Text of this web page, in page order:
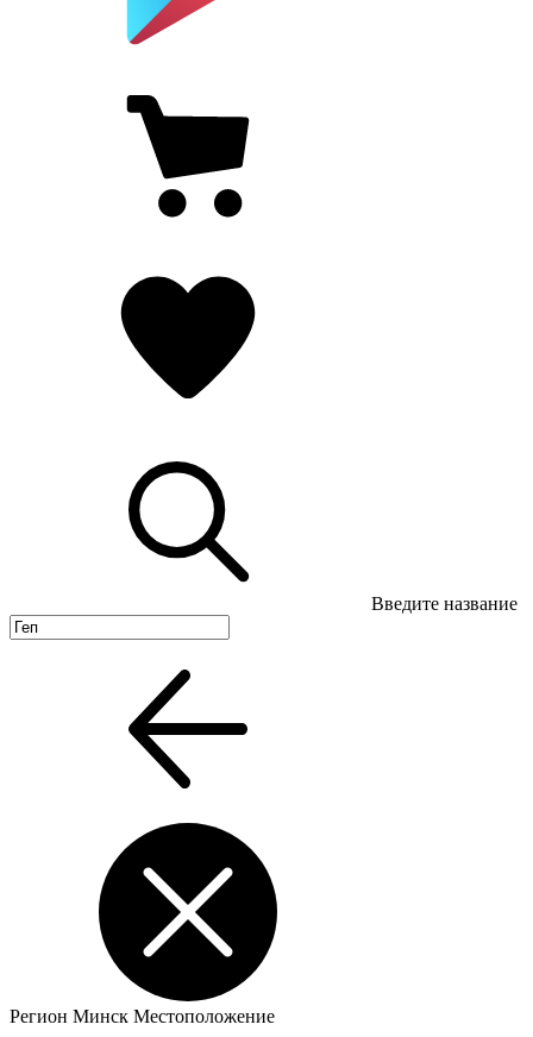
Введите название
Регион Минск Местоположение